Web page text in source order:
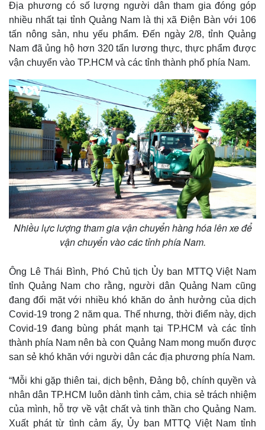
Địa phương có số lượng người dân tham gia đóng góp
nhiều nhất tại tỉnh Quảng Nam là thị xã Điện Bàn với 106
tấn nông sản, nhu yếu phẩm. Đến ngày 2/8, tỉnh Quảng
Nam đã ủng hộ hơn 320 tấn lương thực, thực phẩm được
vận chuyển vào TP.HCM và các tỉnh thành phố phía Nam.
Nhiều lực lượng tham gia vận chuyển hàng hóa lên xe để
vận chuyển vào các tỉnh phía Nam.
Ông Lê Thái Bình, Phó Chủ tịch Ủy ban MTTQ Việt Nam
tỉnh Quảng Nam cho rằng, người dân Quảng Nam cũng
đang đối mặt với nhiều khó khăn do ảnh hưởng của dịch
Covid-19 trong 2 năm qua. Thế nhưng, thời điểm này, dịch
Covid-19 đang bùng phát mạnh tại TP.HCM và các tỉnh
thành phía Nam nên bà con Quảng Nam mong muốn được
san sẻ khó khăn với người dân các địa phương phía Nam.
“Mỗi khi gặp thiên tai, dịch bệnh, Đảng bộ, chính quyền và
nhân dân TP.HCM luôn dành tình cảm, chia sẻ trách nhiệm
của mình, hỗ trợ về vật chất và tinh thần cho Quảng Nam.
Xuất phát từ tình cảm ấy, Ủy ban MTTQ Việt Nam tỉnh